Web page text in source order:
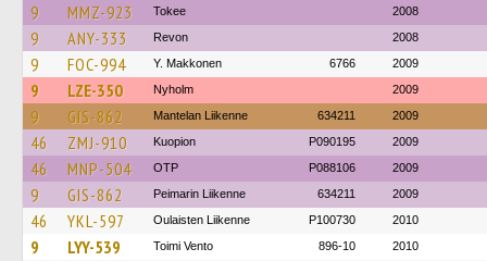
9 MMZ-923 Tokee 2008
9 ANY-333 Revon 2008
9 FOC-994 Y. Makkonen 6766 2009
9 LZE-350 Nyholm 2009
9 GIS-862 Mantelan Liikenne 634211 2009
46 ZMJ-910 Kuopion P090195 2009
46 MNP-504 OTP P088106 2009
9 GIS-862 Peimarin Liikenne 634211 2009
46 YKL-597 Oulaisten Liikenne P100730 2010
9 LYY-539 Toimi Vento 896-10 2010